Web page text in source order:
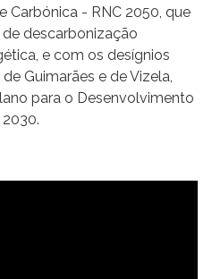
Carbónica - RNC 2050, que
descarbonização
e com os desígnios
Guimarães e de Vizela,
para o Desenvolvimento